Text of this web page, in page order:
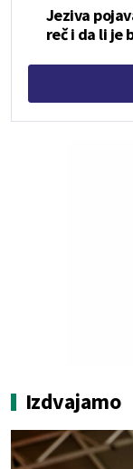
Jeziva
reč i da li je
Izdvajamo